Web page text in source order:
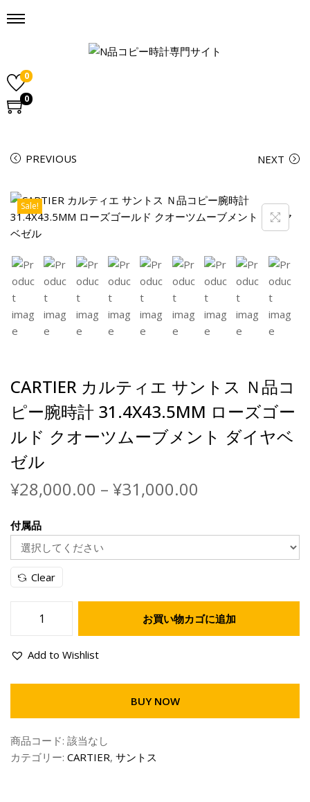
0
0
PREVIOUS NEXT
Sale!
CARTIER カルティエ サントス Ｎ品コ
ピー腕時計 31.4X43.5MM ローズゴー
ルド クオーツムーブメント ダイヤベ
ゼル
¥28,000.00 – ¥31,000.00
付属品
Clear
お買い物カゴに追加
Add to Wishlist
BUY NOW
商品コード: 該当なし
カテゴリー: CARTIER, サントス